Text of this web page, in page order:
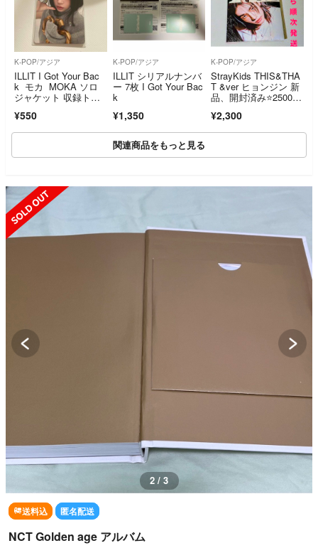
K-POP/アジア
ILLIT I Got Your Bac
k モカ MOKA ソロ
ジャケット 収録トレ
¥550
K-POP/アジア
ILLIT シリアルナンバ
ー 7枚 I Got Your Bac
k
¥1,350
K-POP/アジア
StrayKids THIS&THA
T &ver ヒョンジン 新
品、開封済み⭐️2500円
¥2,300
関連商品をもっと見る
2 / 3
送料込 匿名配送
NCT Golden age アルバム